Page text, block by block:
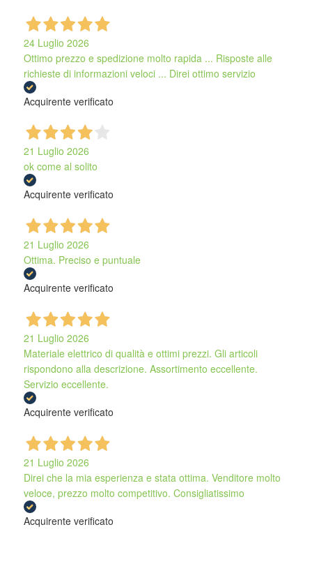
24 Luglio 2026
Ottimo prezzo e spedizione molto rapida ... Risposte alle
richieste di informazioni veloci ... Direi ottimo servizio
Acquirente verificato
21 Luglio 2026
ok come al solito
Acquirente verificato
21 Luglio 2026
Ottima. Preciso e puntuale
Acquirente verificato
21 Luglio 2026
Materiale elettrico di qualità e ottimi prezzi. Gli articoli
rispondono alla descrizione. Assortimento eccellente.
Servizio eccellente.
Acquirente verificato
21 Luglio 2026
Direi che la mia esperienza e stata ottima. Venditore molto
veloce, prezzo molto competitivo. Consigliatissimo
Acquirente verificato